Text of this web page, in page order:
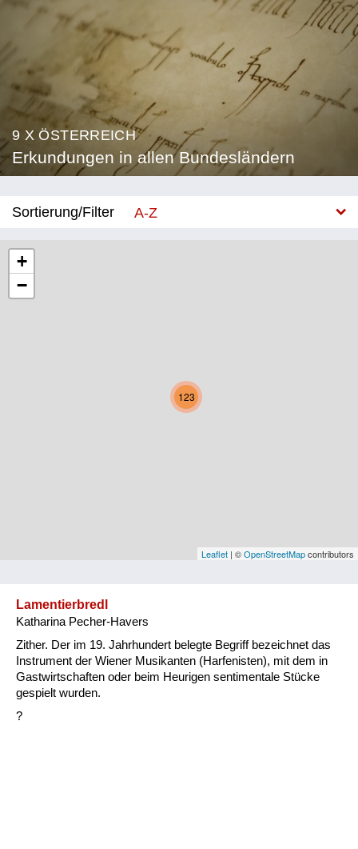
9 X ÖSTERREICH
Erkundungen in allen Bundesländern
Sortierung/Filter
A-Z
Niederösterreich
Oberösterreich
Vorarlberg
Kategorie
Natur und Landwirtschaft
123
+
−
Leaflet | ©OpenStreetMapcontributors
Lamentierbredl
Katharina Pecher-Havers
Zither. Der im 19. Jahrhundert belegte Begriff bezeichnet das
Instrument der Wiener Musikanten (Harfenisten), mit dem in
Gastwirtschaften oder beim Heurigen sentimentale Stücke
gespielt wurden.
?